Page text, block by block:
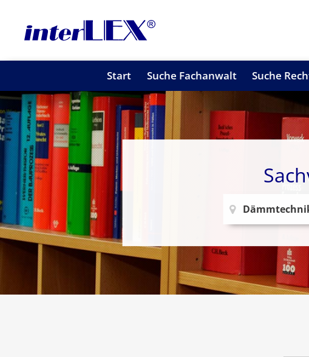
Start Suche Fachanwalt Suche